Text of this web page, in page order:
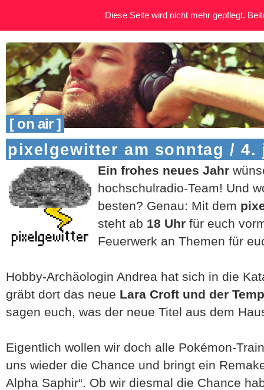
[ on air ]
pixelgewitter am sonntag / 4.
Ein frohes neues Jahr
hochschulradio-Team! Und
besten? Genau: Mit dem
steht ab 18 Uhr für euch
Feuerwerk an Themen für
Hobby-Archäologin Andrea hat sich in die
gräbt dort das neue Lara Croft und der
sagen euch, was der neue Titel aus dem
Eigentlich wollen wir doch alle Pokémon-
uns wieder die Chance und bringt ein
Alpha Saphir“. Ob wir diesmal die Chance
Diese Seite wird nicht mehr gepflegt.